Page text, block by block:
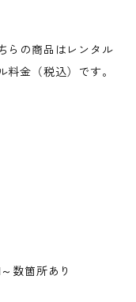
らの商品はレンタル
金（税込）です。
数箇所あり